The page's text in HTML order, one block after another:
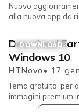
Nuovo
alla nuova app da
DOWNLOAD
Download
Windows 10
HTNovo• 17
Tema gratuito per
immagini premium in 4K. Earthen Buildings
Tema Mi...